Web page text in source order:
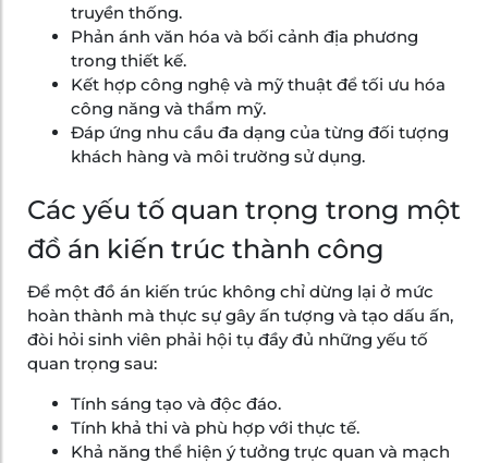
truyền thống.
Phản ánh văn hóa và bối cảnh địa phương
trong thiết kế.
Kết hợp công nghệ và mỹ thuật để tối ưu hóa
công năng và thẩm mỹ.
Đáp ứng nhu cầu đa dạng của từng đối tượng
khách hàng và môi trường sử dụng.
Các yếu tố quan trọng trong một
đồ án kiến trúc thành công
Để một đồ án kiến trúc không chỉ dừng lại ở mức
hoàn thành mà thực sự gây ấn tượng và tạo dấu ấn,
đòi hỏi sinh viên phải hội tụ đầy đủ những yếu tố
quan trọng sau:
Tính sáng tạo và độc đáo.
Tính khả thi và phù hợp với thực tế.
Khả năng thể hiện ý tưởng trực quan và mạch